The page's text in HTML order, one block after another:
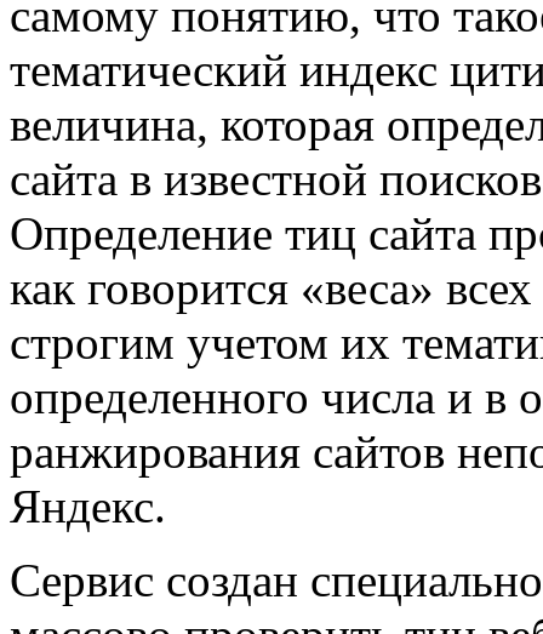
самому понятию, что
тематический индекс
величина, которая
сайта в известной
Определение тиц сайта
как говорится «веса»
строгим учетом их
определенного числа и в
ранжирования сайтов
Яндекс.
Сервис создан